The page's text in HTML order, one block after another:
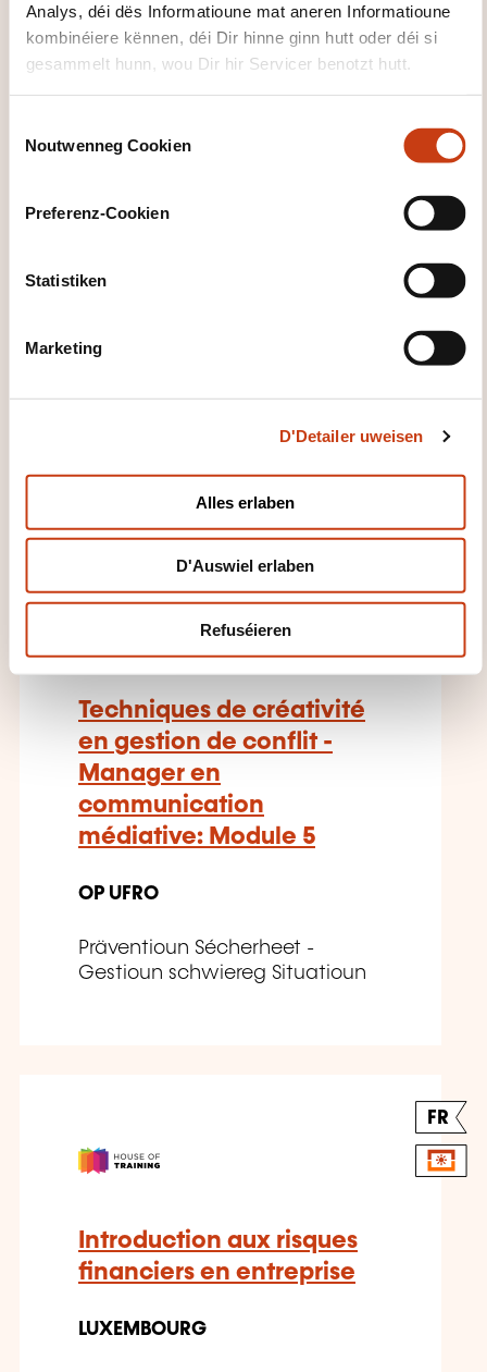
Analys, déi dës Informatioune mat aneren Informatioune
kombinéiere kënnen, déi Dir hinne ginn hutt oder déi si
gesammelt hunn, wou Dir hir Servicer benotzt hutt.
Noutwenneg Cookien
Preferenz-Cookien
Statistiken
Marketing
D'Detailer uweisen
Alles erlaben
D'Auswiel erlaben
Refuséieren
FR
Législation relative aux
sécurité incendie dans les
Präventioun Sécherheet -
FR
Techniques de créativité
en gestion de conflit -
Manager en
communication
médiative: Module 5
OP UFRO
Präventioun Sécherheet -
Gestioun schwiereg Situatioun
FR
Introduction aux risques
financiers en entreprise
LUXEMBOURG